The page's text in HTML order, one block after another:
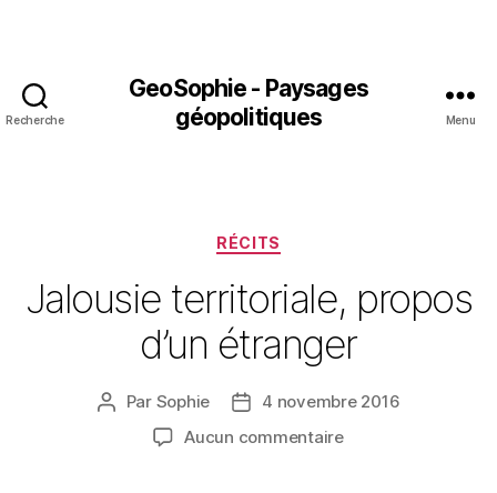
Recherche
GeoSophie - Paysages
géopolitiques
Menu
Catégories
RÉCITS
Jalousie territoriale, propos
d’un étranger
Auteur
l’article
Par Sophie
Date4 novembre 2016
Aucun commentairesur